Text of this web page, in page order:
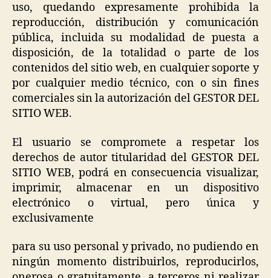
uso, quedando expresamente prohibida la
reproducción, distribución y comunicación
pública, incluida su modalidad de puesta a
disposición, de la totalidad o parte de los
contenidos del sitio web, en cualquier soporte y
por cualquier medio técnico, con o sin fines
comerciales sin la autorización del GESTOR DEL
SITIO WEB.
El usuario se compromete a respetar los
derechos de autor titularidad del GESTOR DEL
SITIO WEB, podrá en consecuencia visualizar,
imprimir, almacenar en un dispositivo
electrónico o virtual, pero única y
exclusivamente
para su uso personal y privado, no pudiendo en
ningún momento distribuirlos, reproducirlos,